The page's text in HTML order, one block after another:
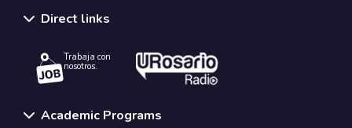
Direct links
Trabaja con
nosotros.
Academic Programs